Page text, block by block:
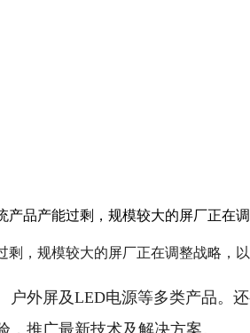
品产能过剩，规模较大的屏厂正在
，规模较大的屏厂正在调整战略，
外屏及LED电源等多类产品。